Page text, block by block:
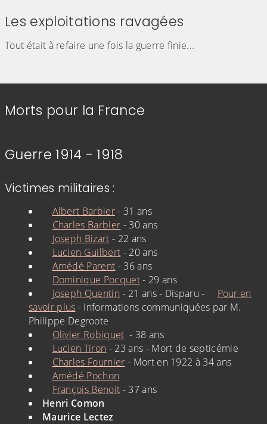
Les exploitations ravagées
Tout était à refaire une fois la guerre finie...
Morts pour la France
Guerre 1914 - 1918
Victimes militaires :
Albert Barbier- 31 ans
Charles Barbier - 30 ans
Joseph Bizart - 22 ans
Lucien Guilbert - 20 ans
Amédé Parent - 36 ans
Dominique Pocquet- 29 ans
Joseph Quentin - 21 ans - Disparu -
Pour en
savoir plus - Informations communiquées par M.
Philippe Degroote
Olivier Robiquet - 38 ans
Lucien Tiron - 23 ans - Mort de septicémie
Charles Fournier - Mort en 1922 à 34 ans
Amédé Pochon
François Benoit - 37 ans
Henri Comon
Maurice Lectez